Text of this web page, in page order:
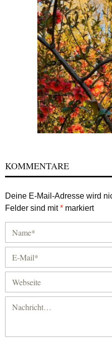
KOMMENTARE
Deine E-Mail-Adresse wird
Felder sind mit* markiert